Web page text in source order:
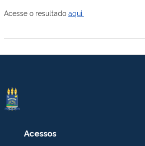
Acesse o resultado aqui.
Acessos